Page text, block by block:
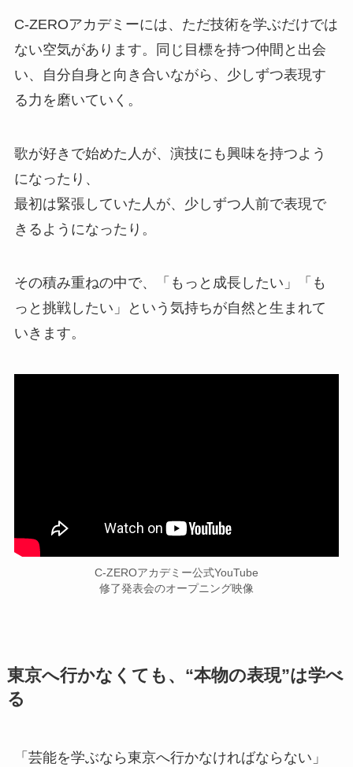
C-ZEROアカデミーには、ただ技術を学ぶだけでは
ない空気があります。同じ目標を持つ仲間と出会
い、自分自身と向き合いながら、少しずつ表現す
る力を磨いていく。
歌が好きで始めた人が、演技にも興味を持つよう
になったり、
最初は緊張していた人が、少しずつ人前で表現で
きるようになったり。
その積み重ねの中で、「もっと成長したい」「も
っと挑戦したい」という気持ちが自然と生まれて
いきます。
C-ZEROアカデミー公式YouTube
修了発表会のオープニング映像
東京へ行かなくても、“本物の表現”は学べ
る
「芸能を学ぶなら東京へ行かなければならない」